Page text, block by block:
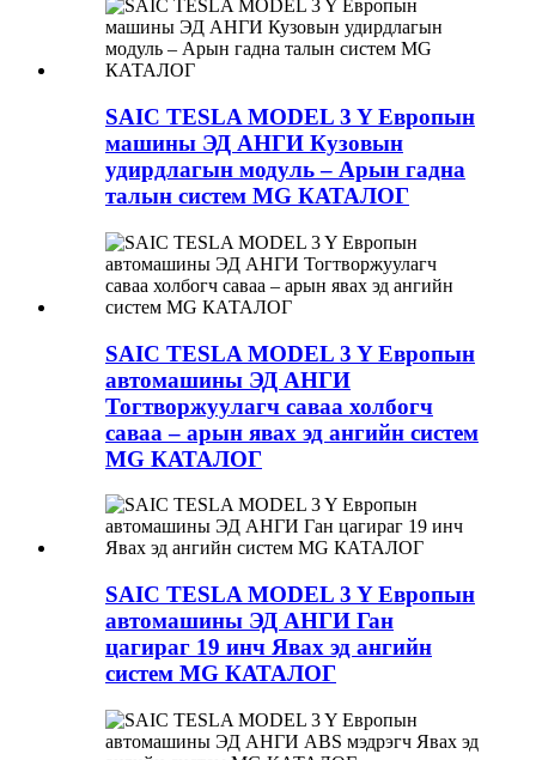
SAIC TESLA MODEL 3 Y Европын
машины ЭД АНГИ Кузовын
удирдлагын модуль – Арын гадна
талын систем MG КАТАЛОГ
SAIC TESLA MODEL 3 Y Европын
автомашины ЭД АНГИ
Тогтворжуулагч саваа холбогч
саваа – арын явах эд ангийн систем
MG КАТАЛОГ
SAIC TESLA MODEL 3 Y Европын
автомашины ЭД АНГИ Ган
цагираг 19 инч Явах эд ангийн
систем MG КАТАЛОГ